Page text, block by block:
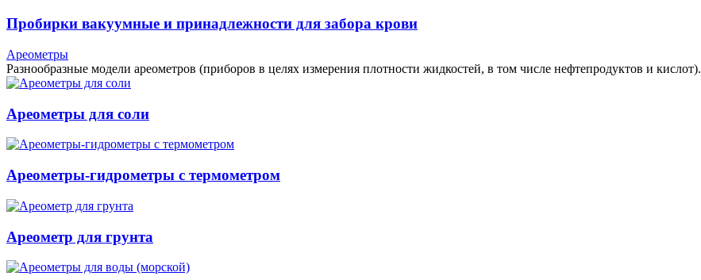
Пробирки вакуумные и принадлежности для забора крови
Ареометры
Разнообразные модели ареометров (приборов в целях измерения плотности жидкостей, в том числе нефтепродуктов и кислот).
Ареометры для соли
Ареометры-гидрометры с термометром
Ареометр для грунта